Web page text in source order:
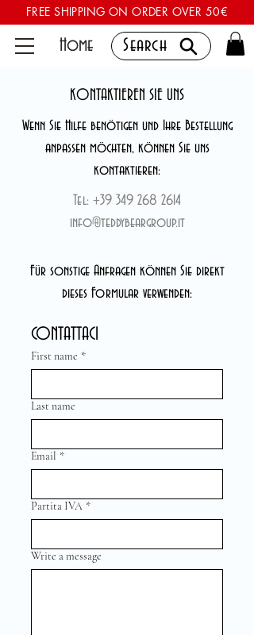
FREE SHIPPING ON ORDER OVER 50€
Home Search
KONTAKTIEREN SIE UNS
Wenn Sie Hilfe benötigen und Ihre Bestellung
anpassen möchten, können Sie uns
kontaktieren:
Tel: +39 349 268 2614
info@teddybeargroup.it
Für sonstige Anfragen können Sie direkt
dieses Formular verwenden:
CONTATTACI
First name *
Last name
Email *
Partita IVA *
Write a message